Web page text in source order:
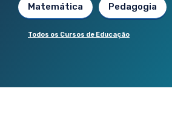
Matemática Pedagogia
Todos os Cursos de Educação